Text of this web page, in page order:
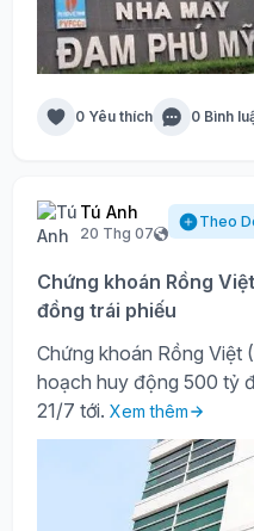
0 Yêu thích 0 Bình
Tú Anh
20 Thg 07
Theo
Chứng khoán Rồng
đồng trái phiếu
Chứng khoán Rồng Việt
hoạch huy động 500 tỷ
21/7 tới. Xem thêm